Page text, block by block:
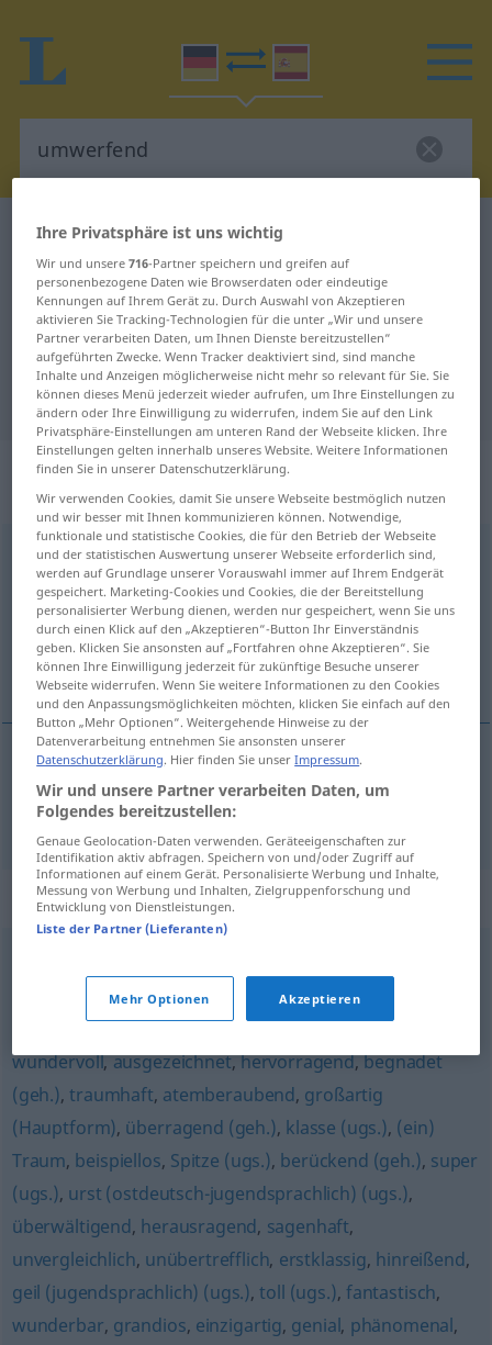
Deutsch-Spanisch Wörterbuch
Deutsch-Spanisch Übersetzung für
"umwerfend"
"umwerfend" Spanisch
Übersetzung
„umwerfend“: als Adjektiv
gebraucht
umwerfendadjt UMG FIG
Übersicht aller Übersetzungen
(Für mehr Details die Übersetzung anklicken/antippen)
arrollador, impresionante
arrollador,impresionante umwerfend
Synonyme für "umwerfend"
wunderhübsch,unwiderstehlich,bildschön,bildhübsch
überwältigend,wunderschön
wundervoll,ausgezeichnet,hervorragend,begnadet
(geh.),traumhaft, atemberaubend, großartig
(Hauptform), überragend (geh.), klasse (ugs.), (ein)
Traum, beispiellos, Spitze (ugs.), berückend (geh.), super
(ugs.), urst (ostdeutsch-jugendsprachlich) (ugs.),
überwältigend, herausragend, sagenhaft,
unvergleichlich, unübertrefflich, erstklassig, hinreißend,
geil (jugendsprachlich) (ugs.),toll (ugs.), fantastisch,
wunderbar, grandios, einzigartig, genial, phänomenal,
Ihre Privatsphäre ist uns wichtig
Wir und unsere716-Partner speichern und greifen auf
personenbezogene Daten wie Browserdaten oder eindeutige
Kennungen auf Ihrem Gerät zu. Durch Auswahl von Akzeptieren
aktivieren Sie Tracking-Technologien für die unter „Wir und unsere
Partner verarbeiten Daten, um Ihnen Dienste bereitzustellen“
aufgeführten Zwecke. Wenn Tracker deaktiviert sind, sind manche
Inhalte und Anzeigen möglicherweise nicht mehr so relevant für Sie. Sie
können dieses Menü jederzeit wieder aufrufen, um Ihre Einstellungen zu
ändern oder Ihre Einwilligung zu widerrufen, indem Sie auf den Link
Privatsphäre-Einstellungen am unteren Rand der Webseite klicken. Ihre
Einstellungen gelten innerhalb unseres Website. Weitere Informationen
finden Sie in unserer Datenschutzerklärung.
Wir verwenden Cookies, damit Sie unsere Webseite bestmöglich nutzen
und wir besser mit Ihnen kommunizieren können. Notwendige,
funktionale und statistische Cookies, die für den Betrieb der Webseite
und der statistischen Auswertung unserer Webseite erforderlich sind,
werden auf Grundlage unserer Vorauswahl immer auf Ihrem Endgerät
gespeichert. Marketing-Cookies und Cookies, die der Bereitstellung
personalisierter Werbung dienen, werden nur gespeichert, wenn Sie uns
durch einen Klick auf den „Akzeptieren“-Button Ihr Einverständnis
geben. Klicken Sie ansonsten auf „Fortfahren ohne Akzeptieren“. Sie
können Ihre Einwilligung jederzeit für zukünftige Besuche unserer
Webseite widerrufen. Wenn Sie weitere Informationen zu den Cookies
und den Anpassungsmöglichkeiten möchten, klicken Sie einfach auf den
Button „Mehr Optionen“. Weitergehende Hinweise zu der
Datenverarbeitung entnehmen Sie ansonsten unserer
Datenschutzerklärung. Hier finden Sie unserImpressum.
Wir und unsere Partner verarbeiten Daten, um
Folgendes bereitzustellen:
Genaue Geolocation-Daten verwenden. Geräteeigenschaften zur
Identifikation aktiv abfragen. Speichern von und/oder Zugriff auf
Informationen auf einem Gerät. Personalisierte Werbung und Inhalte,
Messung von Werbung und Inhalten, Zielgruppenforschung und
Entwicklung von Dienstleistungen.
Liste der Partner (Lieferanten)
Mehr Optionen Akzeptieren